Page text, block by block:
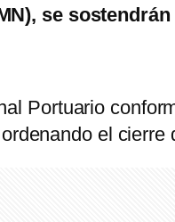
se
Portuario
el cierre